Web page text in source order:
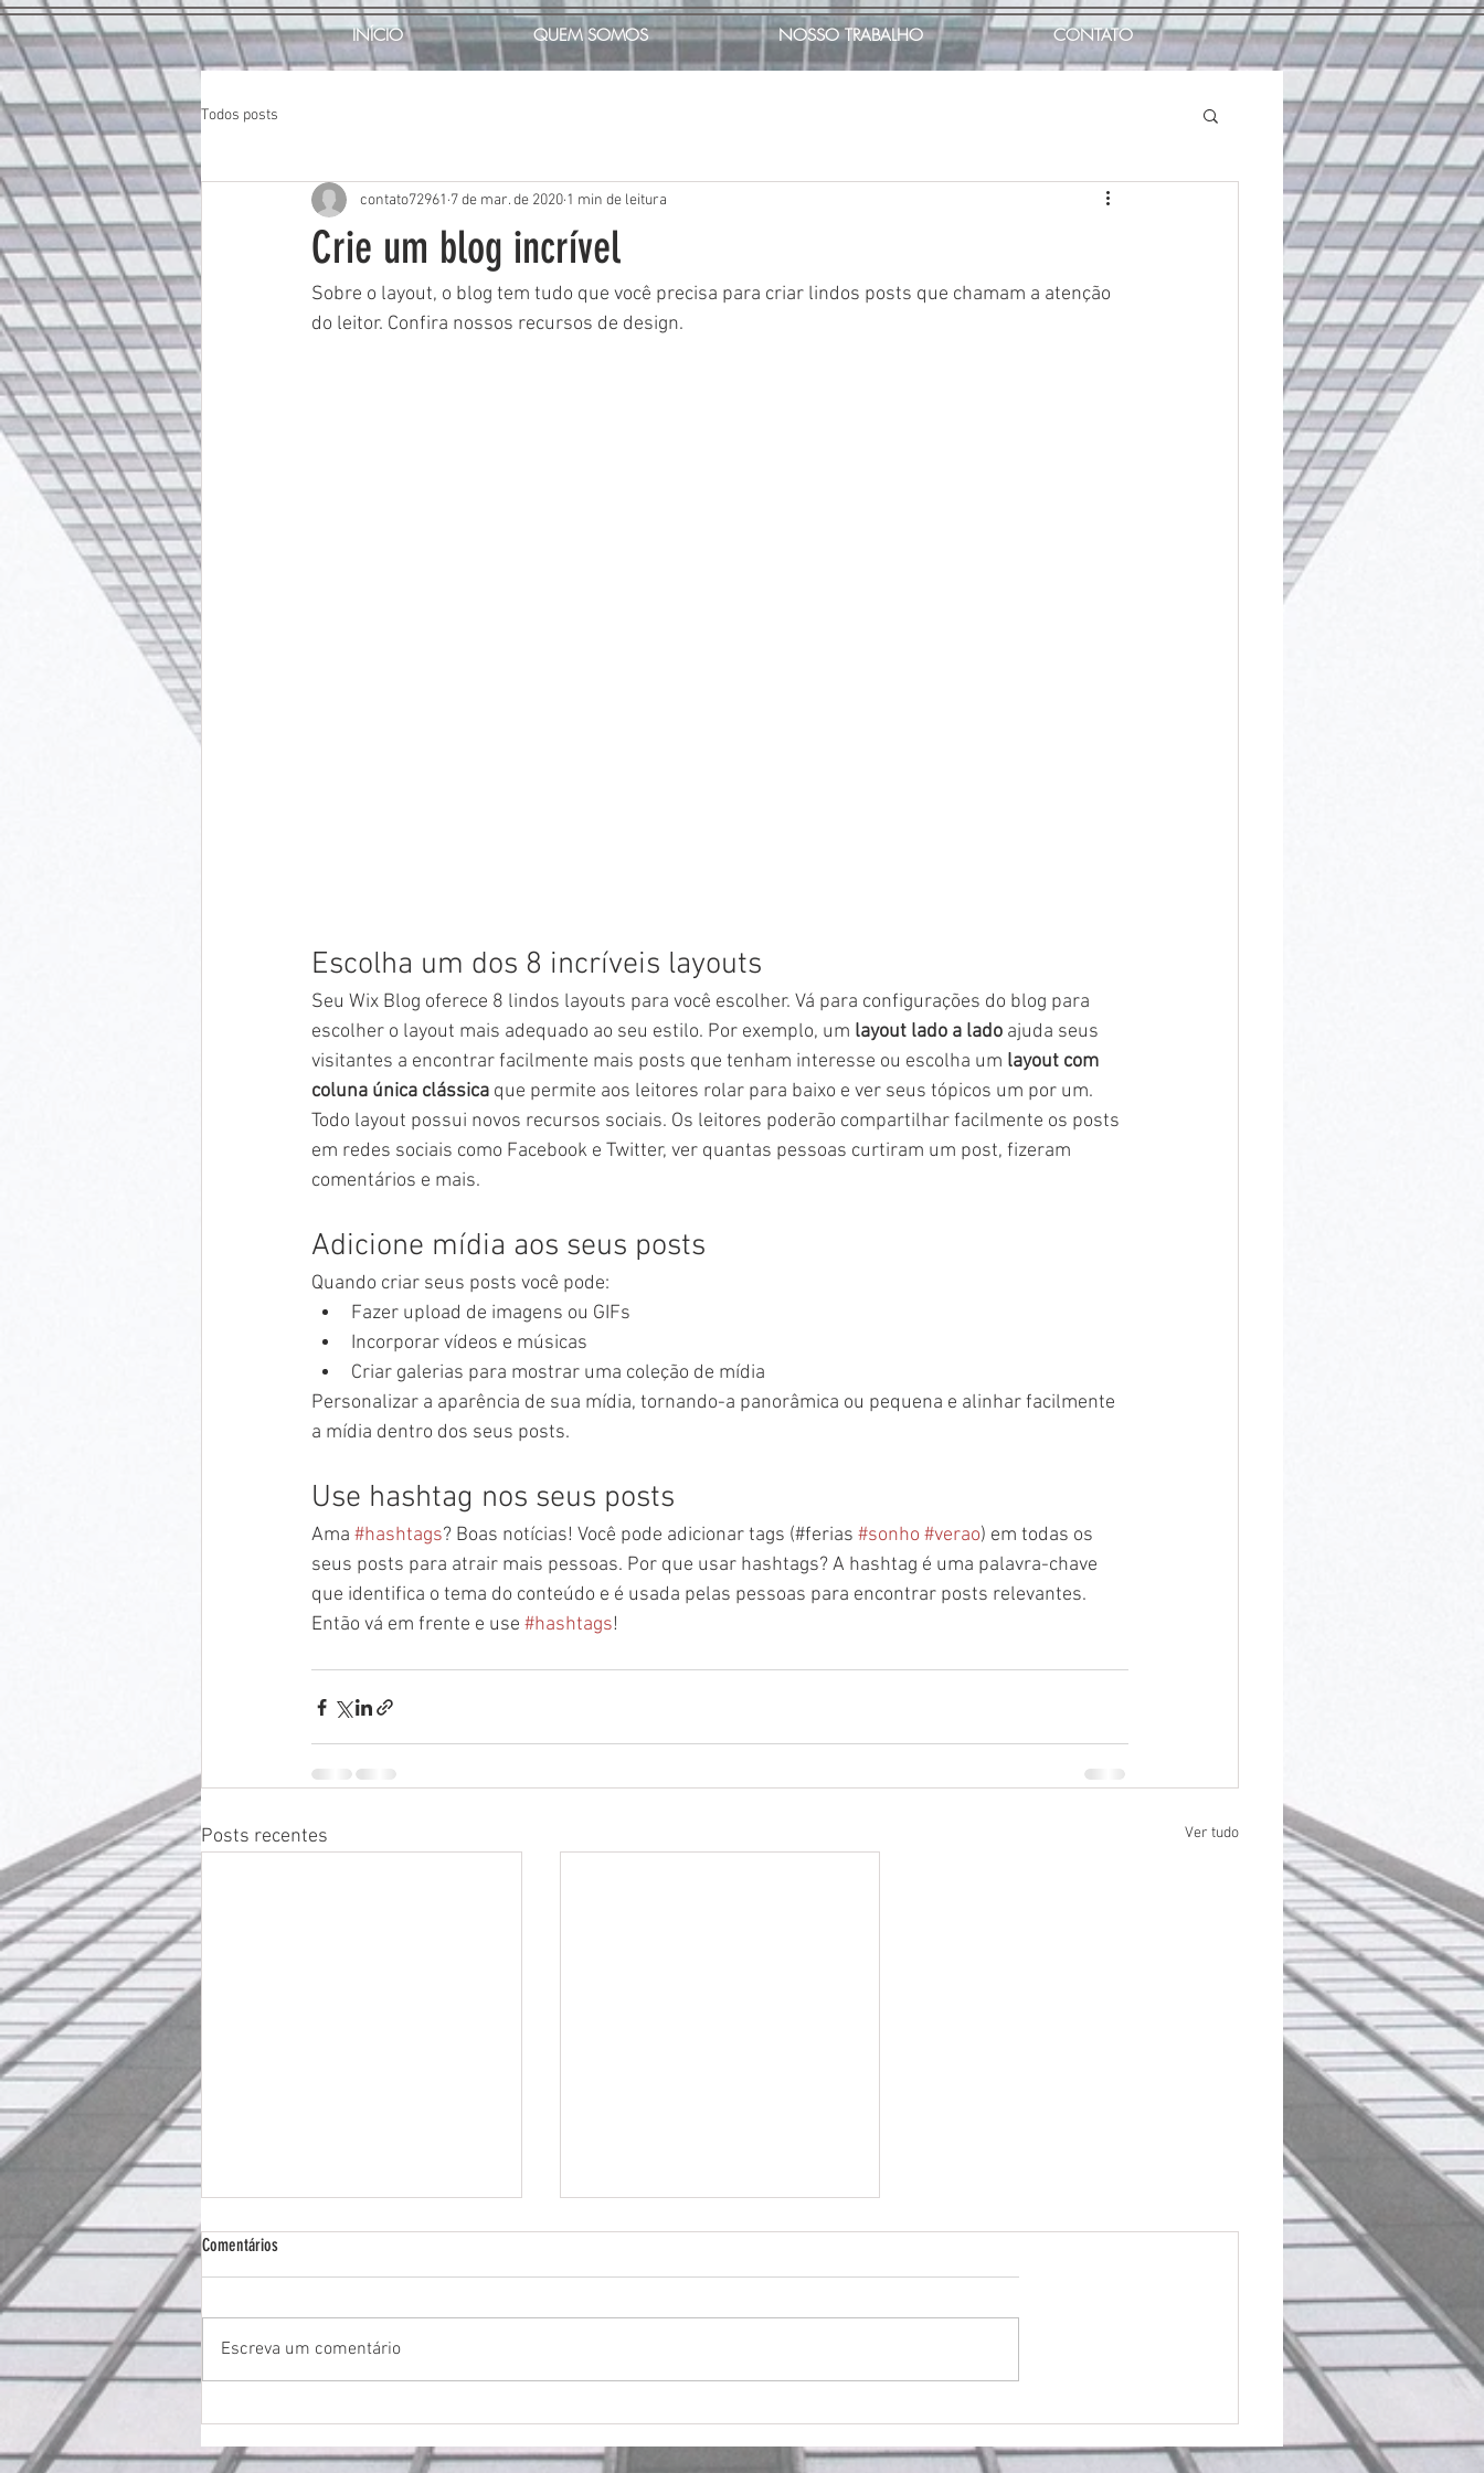
INÍCIO QUEM SOMOS NOSSO TRABALHO CONTATO
Todos posts
Crie um blog incrível
contato72961 7 de mar. de 2020 1 min de leitura
Sobre o layout, o blog tem tudo que você precisa para criar lindos posts que chamam a atenção
do leitor. Confira nossos recursos de design.
Escolha um dos 8 incríveis layouts
Seu Wix Blog oferece 8 lindos layouts para você escolher. Vá para configurações do blog para
escolher o layout mais adequado ao seu estilo. Por exemplo, um layout lado a lado ajuda seus
visitantes a encontrar facilmente mais posts que tenham interesse ou escolha um layout com
coluna única clássica que permite aos leitores rolar para baixo e ver seus tópicos um por um.
Todo layout possui novos recursos sociais. Os leitores poderão compartilhar facilmente os posts
em redes sociais como Facebook e Twitter, ver quantas pessoas curtiram um post, fizeram
comentários e mais.
Adicione mídia aos seus posts
Quando criar seus posts você pode:
Fazer upload de imagens ou GIFs
Incorporar vídeos e músicas
Criar galerias para mostrar uma coleção de mídia
Personalizar a aparência de sua mídia, tornando-a panorâmica ou pequena e alinhar facilmente
a mídia dentro dos seus posts.
Use hashtag nos seus posts
Ama #hashtags? Boas notícias! Você pode adicionar tags (#ferias #sonho #verao) em todas os
seus posts para atrair mais pessoas. Por que usar hashtags? A hashtag é uma palavra-chave
que identifica o tema do conteúdo e é usada pelas pessoas para encontrar posts relevantes.
Então vá em frente e use #hashtags!
Posts recentes Ver tudo
Comentários
Escreva um comentário